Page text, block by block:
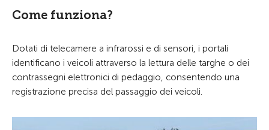
Come funziona?
Dotati di telecamere a infrarossi e di sensori, i portali
identificano i veicoli attraverso la lettura delle targhe o dei
contrassegni elettronici di pedaggio, consentendo una
registrazione precisa del passaggio dei veicoli.